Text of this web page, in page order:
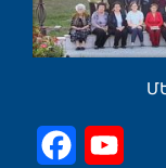
Facebook